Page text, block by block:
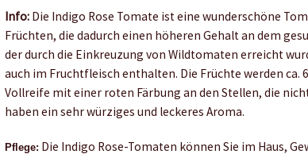
Info: Die Indigo Rose Tomate ist eine wunderschöne
Früchten, die dadurch einen höheren Gehalt an dem
der durch die Einkreuzung von Wildtomaten erreicht
auch im Fruchtfleisch enthalten. Die Früchte werden ca.
Vollreife mit einer roten Färbung an den Stellen, die
haben ein sehr würziges und leckeres Aroma.
Pflege: Die Indigo Rose-Tomaten können Sie im Haus,